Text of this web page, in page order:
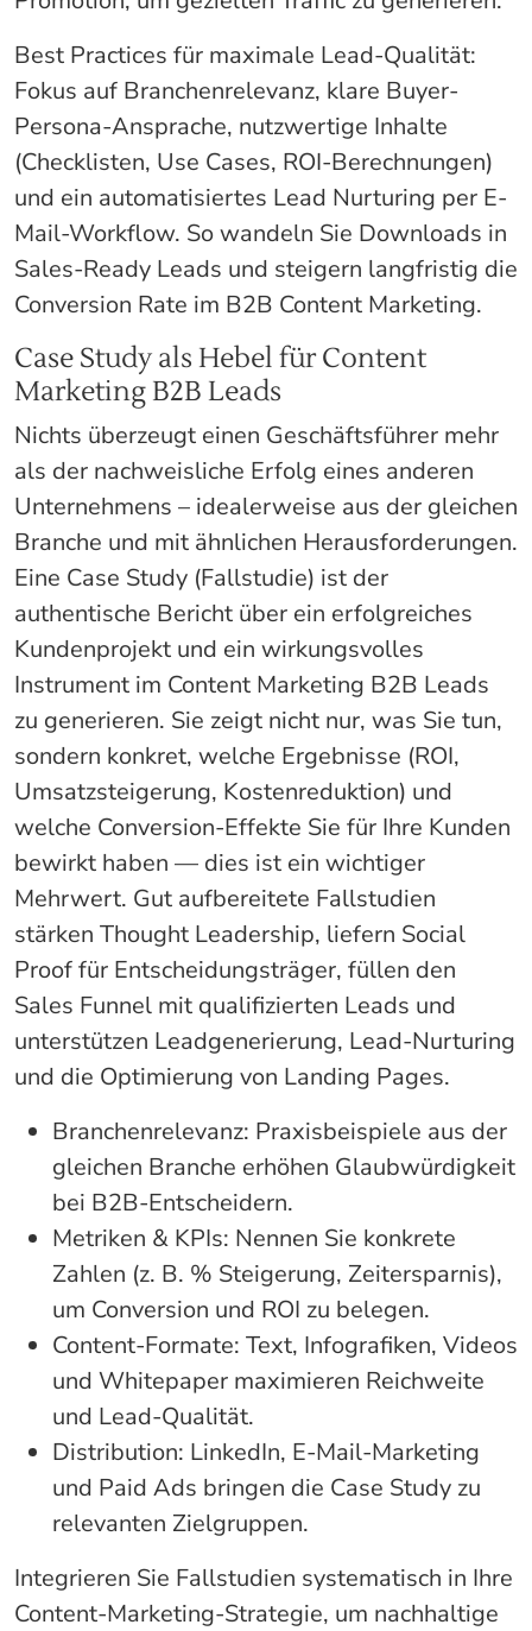
Best Practices für maximale Lead-Qualität:
Fokus auf Branchenrelevanz, klare Buyer-
Persona-Ansprache, nutzwertige Inhalte
(Checklisten, Use Cases, ROI-Berechnungen)
und ein automatisiertes Lead Nurturing per E-
Mail-Workflow. So wandeln Sie Downloads in
Sales-Ready Leads und steigern langfristig die
Conversion Rate im B2B Content Marketing.
Case Study als Hebel für Content
Marketing B2B Leads
Nichts überzeugt einen Geschäftsführer mehr
als der nachweisliche Erfolg eines anderen
Unternehmens – idealerweise aus der gleichen
Branche und mit ähnlichen Herausforderungen.
Eine Case Study (Fallstudie) ist der
authentische Bericht über ein erfolgreiches
Kundenprojekt und ein wirkungsvolles
Instrument im Content Marketing B2B Leads
zu generieren. Sie zeigt nicht nur, was Sie tun,
sondern konkret, welche Ergebnisse (ROI,
Umsatzsteigerung, Kostenreduktion) und
welche Conversion-Effekte Sie für Ihre Kunden
bewirkt haben — dies ist ein wichtiger
Mehrwert. Gut aufbereitete Fallstudien
stärken Thought Leadership, liefern Social
Proof für Entscheidungsträger, füllen den
Sales Funnel mit qualifizierten Leads und
unterstützen Leadgenerierung, Lead-Nurturing
und die Optimierung von Landing Pages.
Branchenrelevanz: Praxisbeispiele aus der
gleichen Branche erhöhen Glaubwürdigkeit
bei B2B-Entscheidern.
Metriken & KPIs: Nennen Sie konkrete
Zahlen (z. B. % Steigerung, Zeitersparnis),
um Conversion und ROI zu belegen.
Content-Formate: Text, Infografiken, Videos
und Whitepaper maximieren Reichweite
und Lead-Qualität.
Distribution: LinkedIn, E-Mail-Marketing
und Paid Ads bringen die Case Study zu
relevanten Zielgruppen.
Integrieren Sie Fallstudien systematisch in Ihre
Content-Marketing-Strategie, um nachhaltige